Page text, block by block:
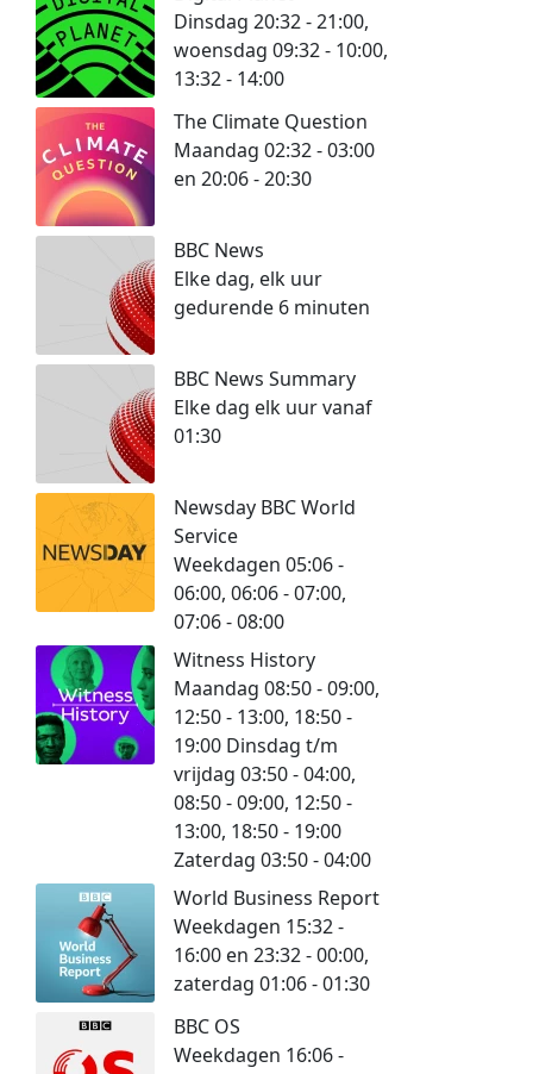
Dinsdag 20:32 - 21:00,
woensdag 09:32 - 10:00,
13:32 - 14:00
The Climate Question
Maandag 02:32 - 03:00
en 20:06 - 20:30
BBC News
Elke dag, elk uur
gedurende 6 minuten
BBC News Summary
Elke dag elk uur vanaf
01:30
Newsday BBC World
Service
Weekdagen 05:06 -
06:00, 06:06 - 07:00,
07:06 - 08:00
Witness History
Maandag 08:50 - 09:00,
12:50 - 13:00, 18:50 -
19:00 Dinsdag t/m
vrijdag 03:50 - 04:00,
08:50 - 09:00, 12:50 -
13:00, 18:50 - 19:00
Zaterdag 03:50 - 04:00
World Business Report
Weekdagen 15:32 -
16:00 en 23:32 - 00:00,
zaterdag 01:06 - 01:30
BBC OS
Weekdagen 16:06 -